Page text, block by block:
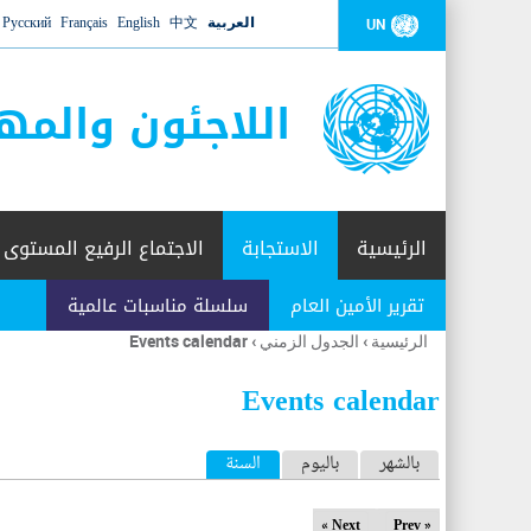
UN العربية 中文
English
Français
Русский
اللاجئون
الرئيسية الاستجابة
تقرير الأمين العام سلسلة مناسبات عالمية
الاجتماع الرفيع المستوى
أنت
هنا
الرئيسية › الجدول الزمني ›
Events calendar
Events calendar
ا
ل
بالشهر باليوم السنة (علامة التبويب النشطة)